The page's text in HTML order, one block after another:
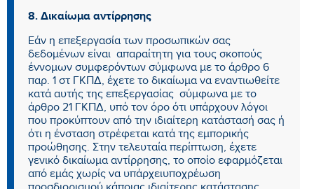
8. Δικαίωμα αντίρρησης
Εάν η επεξεργασία των προσωπικών σας
δεδομένων είναι απαραίτητη για τους σκοπούς
έννομων συμφερόντων σύμφωνα με το άρθρο 6
παρ. 1 στ ΓΚΠΔ, έχετε το δικαίωμα να εναντιωθείτε
κατά αυτής της επεξεργασίας σύμφωνα με το
άρθρο 21 ΓΚΠΔ, υπό τον όρο ότι υπάρχουν λόγοι
που προκύπτουν από την ιδιαίτερη κατάστασή σας ή
ότι η ένσταση στρέφεται κατά της εμπορικής
προώθησης. Στην τελευταία περίπτωση, έχετε
γενικό δικαίωμα αντίρρησης, το οποίο εφαρμόζεται
από εμάς χωρίς να υπάρχειυποχρέωση